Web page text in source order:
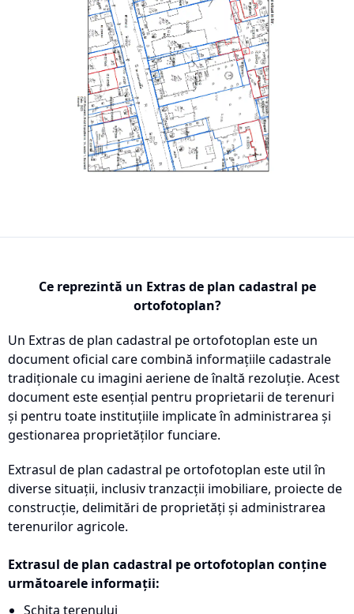
Ce reprezintă un Extras de plan cadastral pe
ortofotoplan?
Un Extras de plan cadastral pe ortofotoplan este un
document oficial care combină informațiile cadastrale
tradiționale cu imagini aeriene de înaltă rezoluție. Acest
document este esențial pentru proprietarii de terenuri
și pentru toate instituțiile implicate în administrarea și
gestionarea proprietăților funciare.
Extrasul de plan cadastral pe ortofotoplan este util în
diverse situații, inclusiv tranzacții imobiliare, proiecte de
construcție, delimitări de proprietăți și administrarea
terenurilor agricole.
Extrasul de plan cadastral pe ortofotoplan conține
următoarele informații:
Schița terenului